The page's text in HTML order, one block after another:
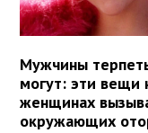
Мужчины
могут: эти вещи
женщинах
окружающих